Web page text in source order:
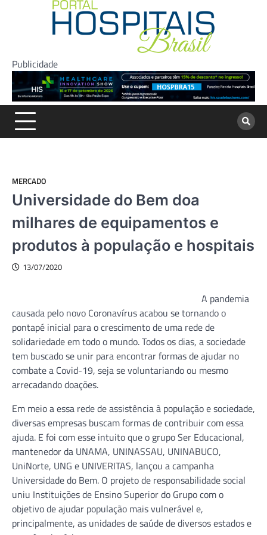
Publicidade
MERCADO
Universidade do Bem doa
milhares de equipamentos e
produtos à população e hospitais
13/07/2020
A pandemia
causada pelo novo Coronavírus acabou se tornando o
pontapé inicial para o crescimento de uma rede de
solidariedade em todo o mundo. Todos os dias, a sociedade
tem buscado se unir para encontrar formas de ajudar no
combate a Covid-19, seja se voluntariando ou mesmo
arrecadando doações.
Em meio a essa rede de assistência à população e sociedade,
diversas empresas buscam formas de contribuir com essa
ajuda. E foi com esse intuito que o grupo Ser Educacional,
mantenedor da UNAMA, UNINASSAU, UNINABUCO,
UniNorte, UNG e UNIVERITAS, lançou a campanha
Universidade do Bem. O projeto de responsabilidade social
uniu Instituições de Ensino Superior do Grupo com o
objetivo de ajudar população mais vulnerável e,
principalmente, as unidades de saúde de diversos estados e